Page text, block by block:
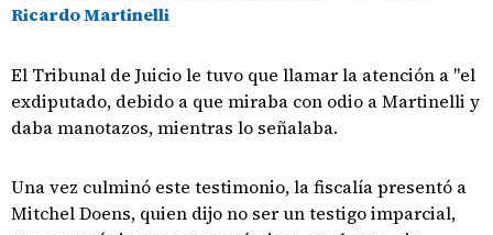
Ricardo Martinelli
El Tribunal de Juicio le tuvo que llamar la atención a "el
exdiputado, debido a que miraba con odio a Martinelli y
daba manotazos, mientras lo señalaba.
Una vez culminó este testimonio, la fiscalía presentó a
Mitchel Doens, quien dijo no ser un testigo imparcial,